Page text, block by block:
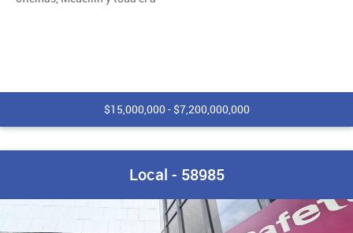
$15,000,000 - $7,200,000,000
Local - 58985